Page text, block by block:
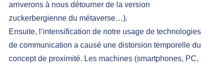
arriverons à nous détourner de la version
zuckerbergienne du métaverse…).
Ensuite, l’intensification de notre usage de technologies
de communication a causé une distorsion temporelle du
concept de proximité. Les machines (smartphones, PC,